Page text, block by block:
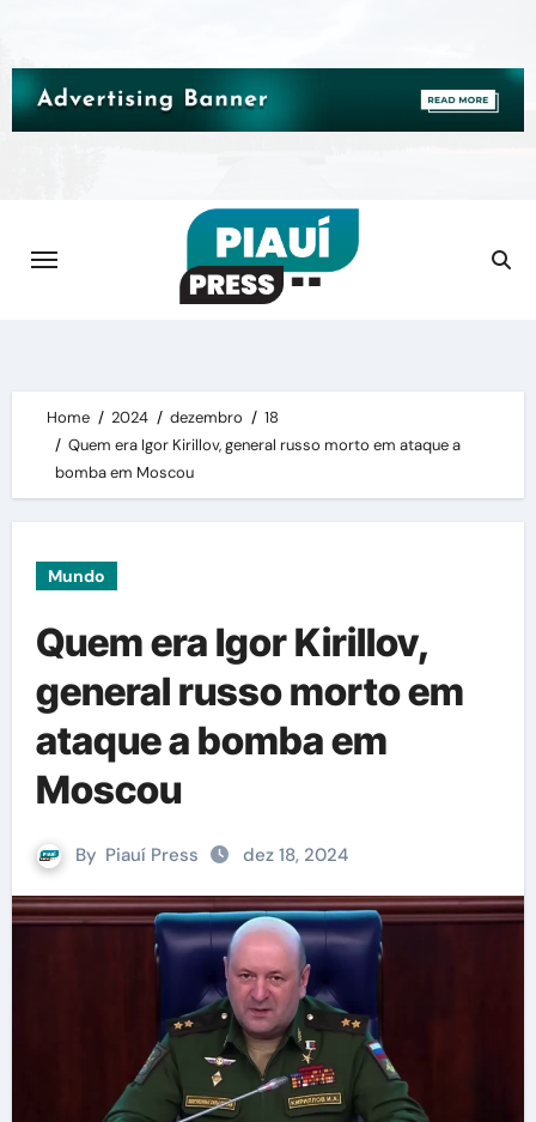
content
Home 2024 dezembro
18
Quem era Igor Kirillov, general russo morto em ataque a
bomba em Moscou
Mundo
Quem era Igor Kirillov,
general russo morto em
ataque a bomba em
Moscou
By Piauí Press dez 18, 2024